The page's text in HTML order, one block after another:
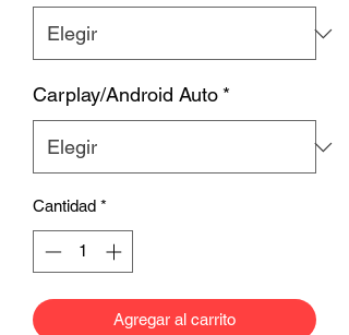
Carplay/Android Auto *
Cantidad *
Agregar al carrito